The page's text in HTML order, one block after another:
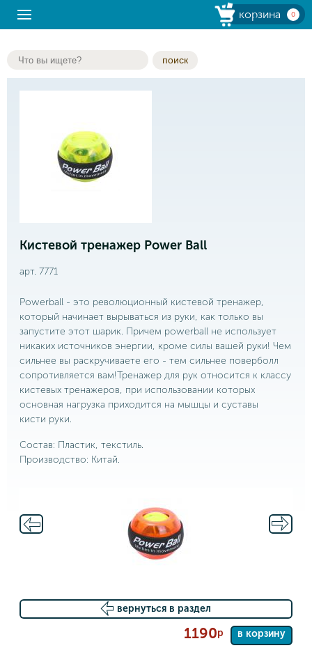
корзина 0
поиск
Кистевой тренажер Power Ball
арт. 7771
Powerball - это революционный кистевой тренажер,
который начинает вырываться из руки, как только вы
запустите этот шарик. Причем powerball не использует
никаких источников энергии, кроме силы вашей руки! Чем
сильнее вы раскручиваете его - тем сильнее поверболл
сопротивляется вам!Тренажер для рук относится к классу
кистевых тренажеров, при использовании которых
основная нагрузка приходится на мышцы и суставы
кисти руки.
Состав: Пластик, текстиль.
Производство: Китай.
вернуться в раздел
1190р в корзину